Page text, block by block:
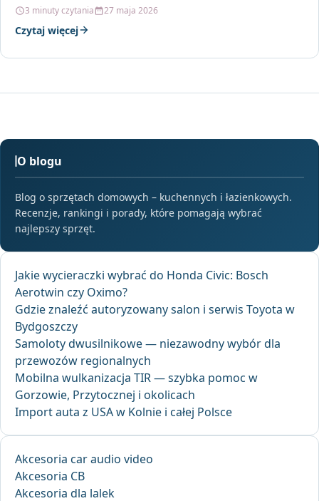
3 minuty czytania 27 maja 2026
Czytaj więcej
O blogu
Blog o sprzętach domowych – kuchennych i łazienkowych.
Recenzje, rankingi i porady, które pomagają wybrać
najlepszy sprzęt.
Jakie wycieraczki wybrać do Honda Civic: Bosch
Aerotwin czy Oximo?
Gdzie znaleźć autoryzowany salon i serwis Toyota w
Bydgoszczy
Samoloty dwusilnikowe — niezawodny wybór dla
przewozów regionalnych
Mobilna wulkanizacja TIR — szybka pomoc w
Gorzowie, Przytocznej i okolicach
Import auta z USA w Kolnie i całej Polsce
Akcesoria car audio video
Akcesoria CB
Akcesoria dla lalek